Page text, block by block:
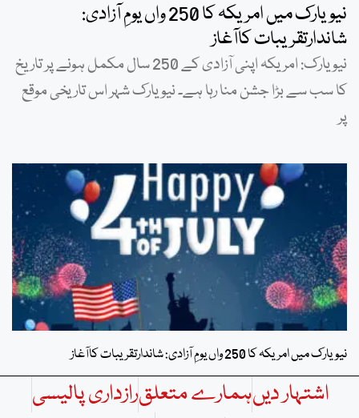
نیویارک میں امریکہ کا 250 واں یومِ آزادی:
شاندارتقریبات کاآغاز
نیویارک: امریکہ اپنی آزادی کے 250 سال مکمل ہونے پر تاریخ
کا سب سے بڑا جشن منا رہا ہے۔ نیویارک شہر اس تاریخی موقع
پر
نیویارک میں امریکہ کا 250 واں یومِ آزادی: شاندارتقریبات کاآغاز
اشتہار دیںہمارے متعلقرازداری پالیسی